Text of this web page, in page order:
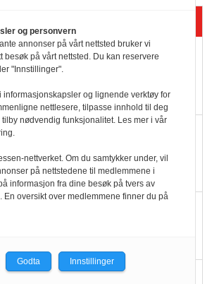
Kolonihagens norske
yoghurt: Trues av
melkemangel
Marit Kolby vant
Økologisk Norge sin
hederspris
og personvern
annonser på vårt nettsted bruker vi
besøk på vårt nettsted. Du kan reservere
"Innstillinger".
informasjonskapsler og lignende verktøy for
nettlesere, tilpasse innhold til deg
nødvendig funksjonalitet. Les mer i vår
nettverket. Om du samtykker under, vil
på nettstedene til medlemmene i
informasjon fra dine besøk på tvers av
En oversikt over medlemmene finner du på
Godta Innstillinger